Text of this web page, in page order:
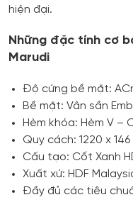
hiện đại.
Những đặc tính cơ
Marudi
Độ cứng bề mặt:
Bề mặt: Vân sần
Hèm khóa: Hèm V –
Quy cách: 1220 x 146
Cấu tạo: Cốt Xanh
Xuất xứ: HDF
Đầy đủ các tiêu